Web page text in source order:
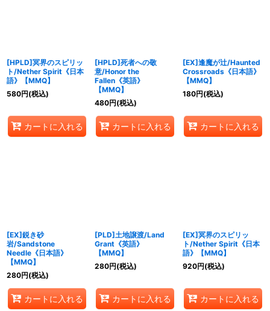
[HPLD]冥界のスピリッ
ト/Nether Spirit《日本
語》【MMQ】
580円(税込)
カートに入れる
[HPLD]死者への敬
意/Honor the
Fallen《英語》
【MMQ】
480円(税込)
カートに入れる
[EX]逢魔が辻/Haunted
Crossroads《日本語》
【MMQ】
180円(税込)
カートに入れる
[EX]鋭き砂
岩/Sandstone
Needle《日本語》
【MMQ】
280円(税込)
カートに入れる
[PLD]土地譲渡/Land
Grant《英語》
【MMQ】
280円(税込)
カートに入れる
[EX]冥界のスピリッ
ト/Nether Spirit《日本
語》【MMQ】
920円(税込)
カートに入れる